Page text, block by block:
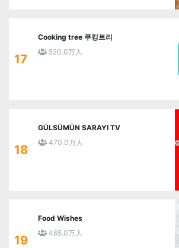
17
Cooking tree 쿠킹트리
520.0万人
18
GÜLSÜMÜN SARAYI TV
470.0万人
19
Food Wishes
465.0万人